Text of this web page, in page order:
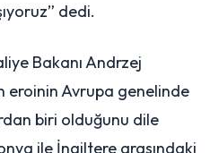
dedi.
Bakanı Andrzej
eroinin Avrupa genelinde
biri olduğunu dile
ile İngiltere arasındaki